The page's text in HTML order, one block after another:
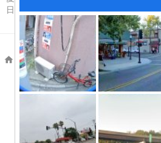
日々…for Adults仕様
 ホーム >  2025年11月